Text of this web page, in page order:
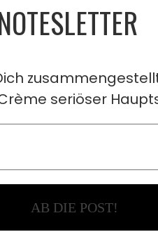
seriöser